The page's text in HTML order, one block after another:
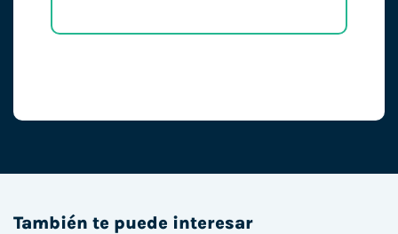
También te puede interesar